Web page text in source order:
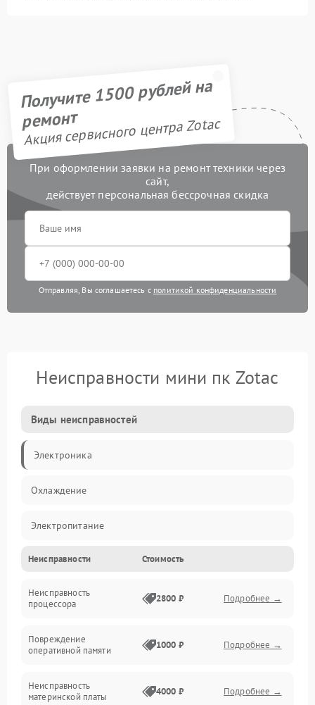
Получите 1500 рублей на
ремонт
Акция сервисного центра Zotac
При оформлении заявки на ремонт техники через
сайт,
действует персональная бессрочная скидка
Отправляя, Вы соглашаетесь с политикой конфиденциальности
Неисправности мини пк Zotac
Виды неисправностей
Электроника
Охлаждение
Электропитание
Видео
Производительность
Хранение
Неисправности Стоимость
Неисправность
процессора
2800 ₽ Подробнее →
Повреждение
оперативной памяти
1000 ₽ Подробнее →
Неисправность
материнской платы
4000 ₽ Подробнее →